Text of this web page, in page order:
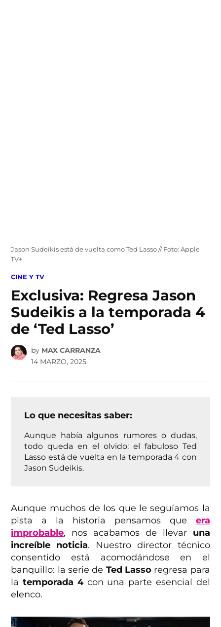
Jason Sudeikis está de vuelta como Ted Lasso // Foto: Apple
TV+
POSTED
CINE Y TV
Exclusiva: Regresa Jason
Sudeikis a la temporada 4
de ‘Ted Lasso’
by MAX CARRANZA
14 MARZO, 2025
Lo que necesitas saber:
Aunque había algunos rumores o dudas,
todo queda en el olvido: el fabuloso Ted
Lasso está de vuelta en la temporada 4 con
Jason Sudeikis.
Aunque muchos de los que le seguíamos la
pista a la historia pensamos que era
improbable, nos acabamos de llevar una
increíble noticia. Nuestro director técnico
consentido está acomodándose en el
banquillo: la serie de Ted Lasso regresa para
latemporada 4 con una parte esencial del
elenco.